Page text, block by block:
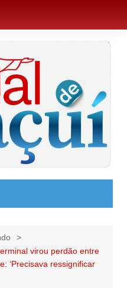
virou perdão entre
‘Precisava ressignificar